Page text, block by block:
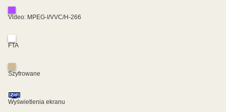
Video: MPEG-I/VVC/H-266
FTA
Szyfrowane
Wyświetlenia ekranu